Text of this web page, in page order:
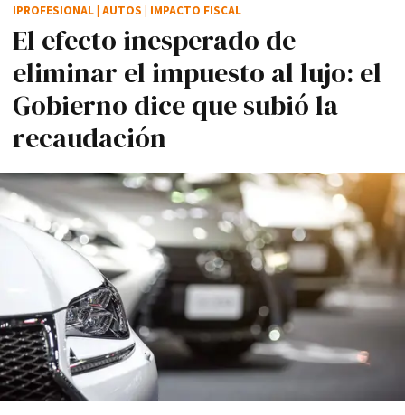
El efecto inesperado de
eliminar el impuesto al lujo: el
Gobierno dice que subió la
recaudación
IPROFESIONAL AUTOS IMPACTO FISCAL